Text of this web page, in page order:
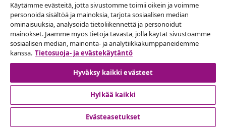
Peruuta tilaus
Lähetä tilauksen peruutuspyyntö.
Peruuta tilaus
Asiakaspalvelu
Käytämme evästeitä, jotta sivustomme toimii oikein ja voimme
personoida sisältöä ja mainoksia, tarjota sosiaalisen median
ominaisuuksia, analysoida tietoliikennettä ja personoidut
mainokset. Jaamme myös tietoja tavasta, jolla käytät sivustoamme
sosiaalisen median, mainonta- ja analytiikkakumppaneidemme
kanssa. Tietosuoja- ja evästekäytäntö
Hyväksy kaikki evästeet
Hylkää kaikki
Evästeasetukset